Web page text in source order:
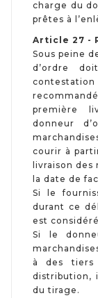
charge du
prêtes à
Article 27 -
Sous peine
d’ordre
première
donneur
courir à
livraison
la date de
Si le
durant ce
est
Si le
à des
distribution,
du tirage.